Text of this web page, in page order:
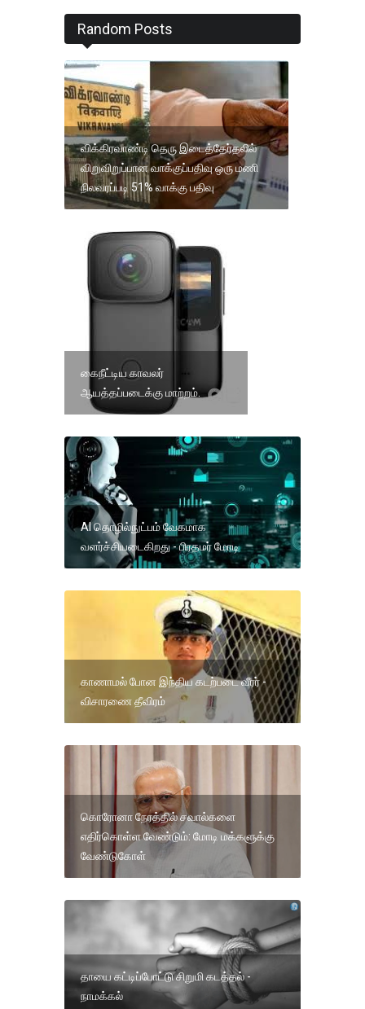
Random Posts
விக்கிரவாண்டி தெரு இடைத்தேர்தலில்
விறுவிறுப்பான வாக்குப்பதிவு ஒரு மணி
நிலவரப்படி 51% வாக்கு பதிவு
கைநீட்டிய காவலர்
ஆயத்தப்படைக்கு மாற்றம்.
AI தொழில்நுட்பம் வேகமாக
வளர்ச்சியடைகிறது - பிரதமர் மோடி
காணாமல் போன இந்திய கடற்படை வீரர் -
விசாரணை தீவிரம்
கொரோனா நேரத்தில் சவால்களை
எதிர்கொள்ள வேண்டும்: மோடி மக்களுக்கு
வேண்டுகோள்
தாயை கட்டிப்போட்டு சிறுமி கடத்தல் -
நாமக்கல்